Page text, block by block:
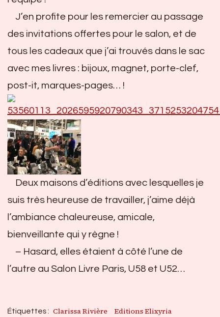
J’en profite pour les remercier au passage
des invitations offertes pour le salon, et de
tous les cadeaux que j’ai trouvés dans le sac
avec mes livres : bijoux, magnet, porte-clef,
post-it, marques-pages… !
Deux maisons d’éditions avec lesquelles je
suis très heureuse de travailler, j’aime déjà
l’ambiance chaleureuse, amicale,
bienveillante qui y règne !
– Hasard, elles étaient à côté l’une de
l’autre au Salon Livre Paris, U58 et U52…
Étiquettes : Clarissa Rivière
Editions Elixyria